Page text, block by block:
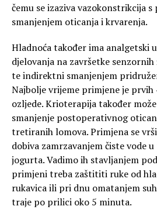
čemu se izaziva vazokonstrikcija
smanjenjem oticanja i krvarenja.
Hladnoća također ima analgetski
djelovanja na završetke
te indirektni smanjenjem
Najbolje vrijeme primjene je prvih
ozljede. Krioterapija također
smanjenje postoperativnog
tretiranih lomova. Primjena se
dobiva zamrzavanjem čiste vode
jogurta. Vadimo ih stavljanjem
primjeni treba zaštititi ruke od
rukavica ili pri dnu omatanjem
traje po prilici oko 5 minuta.